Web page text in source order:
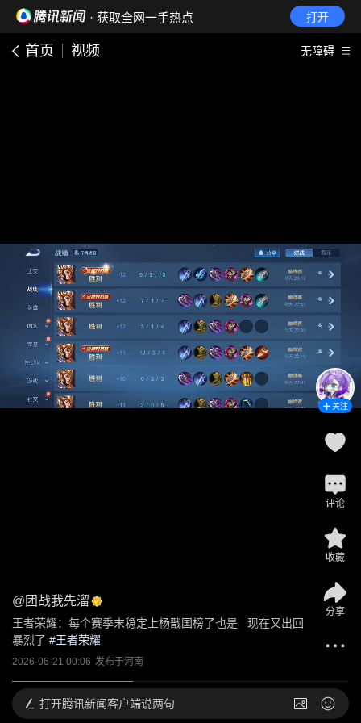
· 获取全网一手热点 打开
首页 视频 无障碍
@ 团战我先溜
王者荣耀：每个赛季末稳定上杨戬国榜了也是   现在又出回
暴烈了 #王者荣耀
2026-06-21 00:06 发布于河南
关注
评论
收藏
分享
打开腾讯新闻客户端说两句